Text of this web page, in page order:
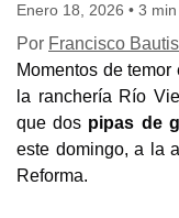
Enero 18, 2026 • 3
Por Francisco
Momentos de
la ranchería Río
que dos pipas de
este domingo, a la
Reforma.